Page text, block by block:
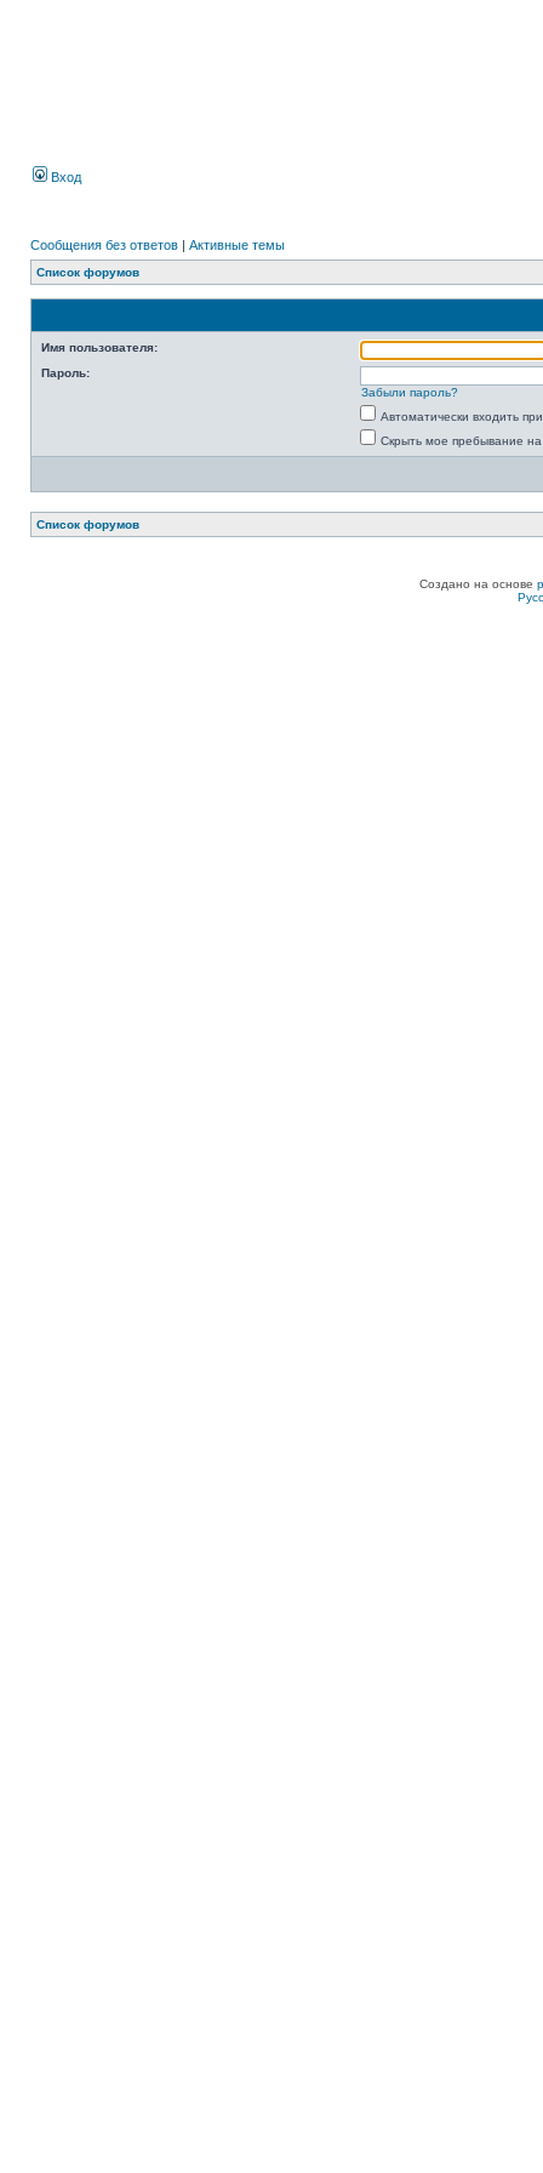
Вход
Сообщения без ответов | Активные темы
Список форумов
Имя пользователя:
Пароль:
Забыли пароль?
Автоматически входить
Скрыть мое пребывание
Список форумов
Создано на основе